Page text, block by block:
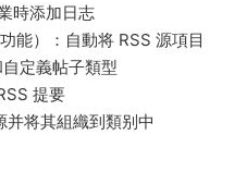
時添加日志
能）：自動将 RSS 源項目
定義帖子類型
提要
将其組織到類别中